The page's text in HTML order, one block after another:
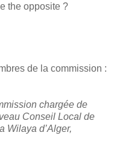
the opposite ?
de la commission :
chargée de
Conseil Local de
Wilaya d’Alger,